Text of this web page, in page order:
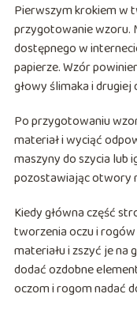
Pierwszym krokiem w
przygotowanie wzoru.
dostępnego w
papierze. Wzór
głowy ślimaka i drugiej
Po przygotowaniu
materiał i wyciąć
maszyny do szycia lub
pozostawiając otwory
Kiedy główna część
tworzenia oczu i rogów
materiału i zszyć je na
dodać ozdobne
oczom i rogom nadać